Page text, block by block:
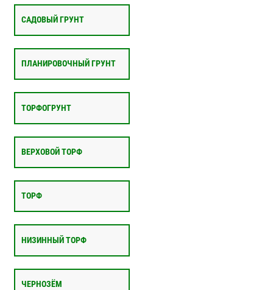
САДОВЫЙ ГРУНТ
ПЛАНИРОВОЧНЫЙ ГРУНТ
ТОРФОГРУНТ
ВЕРХОВОЙ ТОРФ
ТОРФ
НИЗИННЫЙ ТОРФ
ЧЕРНОЗЁМ